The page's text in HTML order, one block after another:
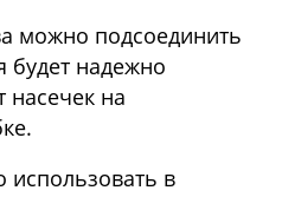
можно подсоединить
будет надежно
насечек на
в